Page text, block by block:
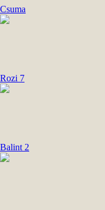
Csuma
Rozi 7
Balint 2